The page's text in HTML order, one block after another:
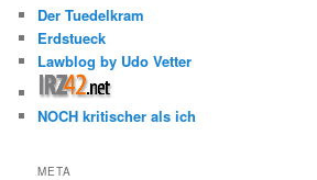
Der Tuedelkram
Erdstueck
Lawblog by Udo Vetter
NOCH kritischer als ich
META